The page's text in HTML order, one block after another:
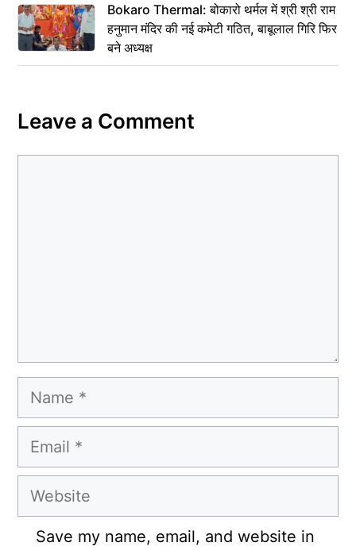
Bokaro Thermal: बोकारो थर्मल में श्री श्री राम
हनुमान मंदिर की नई कमेटी गठित, बाबूलाल गिरि फिर
बने अध्यक्ष
Leave a Comment
Name
Email
Website
Save my name, email, and website in